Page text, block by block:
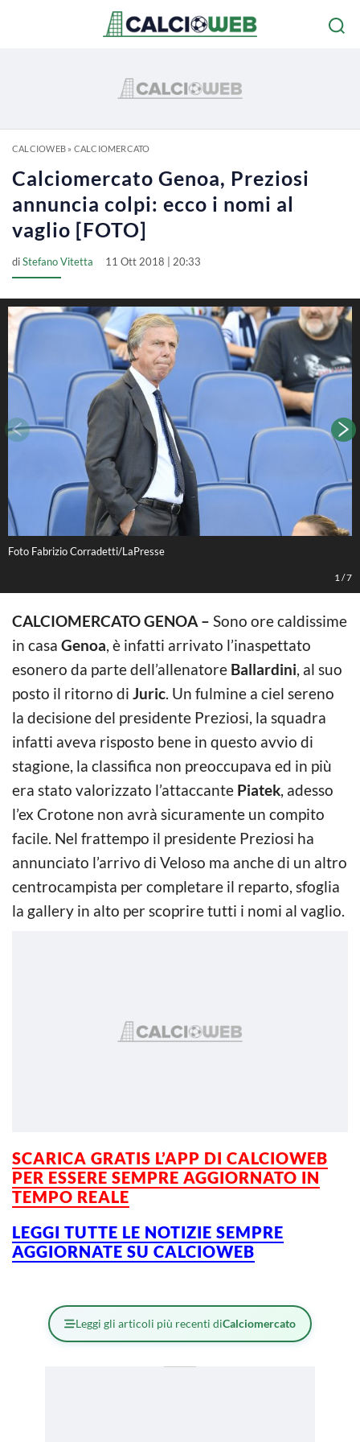
CALCIOWEB» CALCIOMERCATO
Calciomercato Genoa, Preziosi
annuncia colpi: ecco i nomi al
vaglio [FOTO]
diStefano Vitetta 11 Ott 2018 | 20:33
Foto Fabrizio Corradetti/LaPresse
1 /7
CALCIOMERCATO GENOA – Sono ore caldissime
in casa Genoa, è infatti arrivato l’inaspettato
esonero da parte dell’allenatore Ballardini, al suo
posto il ritorno di Juric. Un fulmine a ciel sereno
la decisione del presidente Preziosi, la squadra
infatti aveva risposto bene in questo avvio di
stagione, la classifica non preoccupava ed in più
era stato valorizzato l’attaccante Piatek, adesso
l’ex Crotone non avrà sicuramente un compito
facile. Nel frattempo il presidente Preziosi ha
annunciato l’arrivo di Veloso ma anche di un altro
centrocampista per completare il reparto, sfoglia
la gallery in alto per scoprire tutti i nomi al vaglio.
SCARICA GRATIS L’APP DI CALCIOWEB
PER ESSERE SEMPRE AGGIORNATO IN
TEMPO REALE
LEGGI TUTTE LE NOTIZIE SEMPRE
AGGIORNATE SU CALCIOWEB
Leggi gli articoli più recenti diCalciomercato